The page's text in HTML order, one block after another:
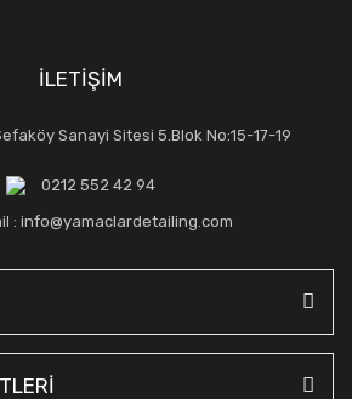
İLETİŞİM
Sanayi Sitesi 5.Blok No:15-17-19
0212 552 42 94
: info@yamaclardetailing.com